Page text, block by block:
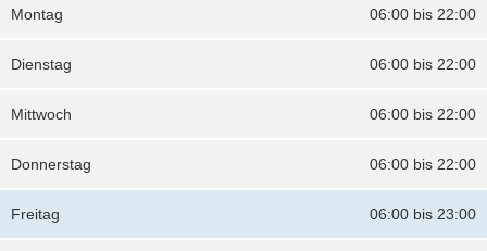
06:00 bis 22:00
Montag
06:00 bis 22:00
Dienstag
06:00 bis 22:00
Mittwoch
06:00 bis 22:00
Donnerstag
06:00 bis 23:00
Freitag